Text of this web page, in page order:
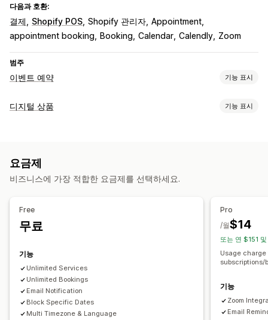
다음과 호환:
결제 Shopify POS Shopify 관리자 Appointment
appointment booking
Booking Calendar Calendly Zoom
범주
이벤트 예약 기능 표시
이벤트 유형
예약 관리
캘린더
일정 시간대 블록 날짜 여러 예약 예약 취소
이메일 알림
예치금
직원 관리
예약 페이지
사용자 지정 양식
사용자 지정 알림
디지털 상품 기능 표시
다운로드 관리
파일 보안
워터마크
요금제
비즈니스에 가장 적합한 요금제를 선택하세요.
Free
무료
기능
Unlimited Services
Unlimited Bookings
Email Notification
Block Specific Dates
Multi Timezone & Language
Pro
$14
/월
또는 연 $151
Usage
subscriptions/
기능
Zoom
Email